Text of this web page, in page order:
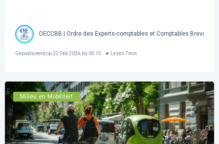
OECCBB | Ordre des Experts-comptables et Comptables Brevetés
Gepubliceerd op22 Feb 2026 bij 05:15 Lezen 7min
Milieu en Mobiliteit